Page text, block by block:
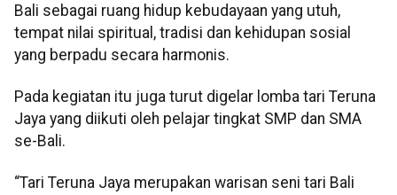
Bali sebagai ruang hidup kebudayaan yang utuh,
tempat nilai spiritual, tradisi dan kehidupan sosial
yang berpadu secara harmonis.
Pada kegiatan itu juga turut digelar lomba tari Teruna
Jaya yang diikuti oleh pelajar tingkat SMP dan SMA
se-Bali.
“Tari Teruna Jaya merupakan warisan seni tari Bali